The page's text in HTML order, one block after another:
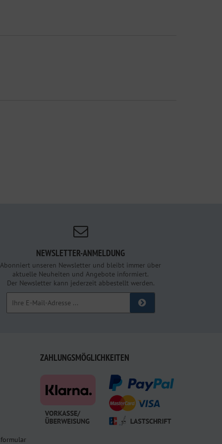
NEWSLETTER-ANMELDUNG
Abonniert unseren Newsletter und bleibt immer über
aktuelle Neuheiten und Angebote informiert.
Der Newsletter kann jederzeit abbestellt werden.
ZAHLUNGSMÖGLICHKEITEN